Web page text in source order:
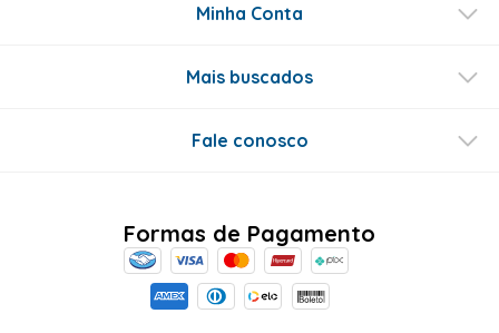
Minha Conta
Mais buscados
Fale conosco
Formas de Pagamento